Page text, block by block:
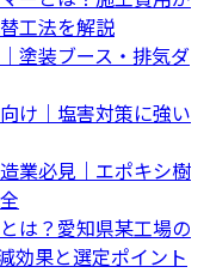
工法を解説
塗装ブース・排気ダ
け｜塩害対策に強い
業必見｜エポキシ樹
は？愛知県某工場の
効果と選定ポイント